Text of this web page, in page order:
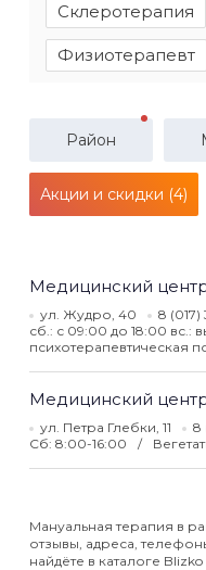
Склеротерапия
Физиотерапевт
Район
Акции и скидки (4)
Медицинский
ул. Жудро, 40 8
сб.: с 09:00 до 18:00 вс.:
психотерапевтическая
Медицинский
ул. Петра Глебки, 11 8
Сб: 8:00-16:00
Мануальная терапия в
отзывы, адреса,
найдёте в каталоге Blizko